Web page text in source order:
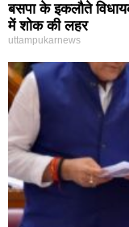
बसपा के इकलौते
में शोक की लहर
uttampukarnews